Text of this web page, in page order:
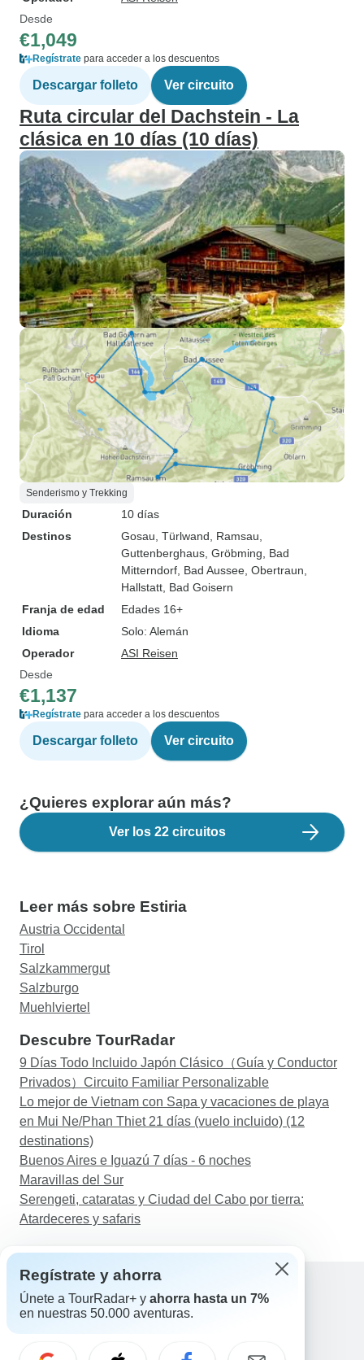
Desde
€1,049
Regístrate para acceder a los descuentos
Descargar folleto Ver circuito
Ruta circular del Dachstein - La
clásica en 10 días (10 días)
Senderismo y Trekking
Duración
10 días
Destinos
Gosau , Türlwand , Ramsau
Guttenberghaus , Gröbming , Bad
Mitterndorf , Bad Aussee , Obertraun
Hallstatt , Bad Goisern
Franja de edad
Edades 16+
Idioma
Solo: Alemán
Operador
ASI Reisen
Desde
€1,137
Regístrate para acceder a los descuentos
Descargar folleto Ver circuito
¿Quieres explorar aún más?
Ver los 22 circuitos
Leer más sobre Estiria
Austria Occidental
Tirol
Salzkammergut
Salzburgo
Muehlviertel
Descubre TourRadar
9 Días Todo Incluido Japón Clásico（Guía y Conductor
Privados）Circuito Familiar Personalizable
Lo mejor de Vietnam con Sapa y vacaciones de playa
en Mui Ne/Phan Thiet 21 días (vuelo incluido) (12
destinations)
Buenos Aires e Iguazú 7 días - 6 noches
Maravillas del Sur
Serengeti, cataratas y Ciudad del Cabo por tierra:
Atardeceres y safaris
Ayuda
Regístrate y ahorra
Únete a TourRadar+ y ahorra hasta un 7%
en nuestras 50.000 aventuras.